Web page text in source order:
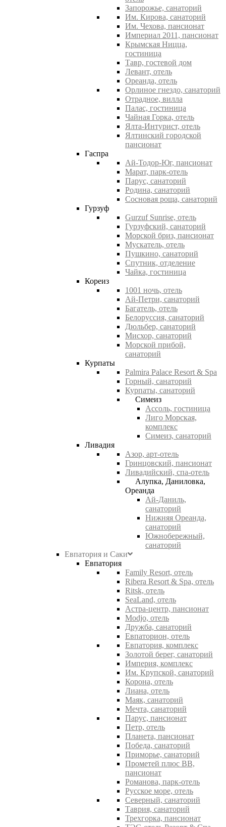
Запорожье, санаторий
Им. Кирова, санаторий
Им. Чехова, пансионат
Империал 2011, пансионат
Крымская Ницца,
гостиница
Тавр, гостевой дом
Левант, отель
Ореанда, отель
Орлиное гнездо, санаторий
Отрадное, вилла
Палас, гостиница
Чайная Горка, отель
Ялта-Интурист, отель
Ялтинский городской
пансионат
Гаспра
Ай-Тодор-Юг, пансионат
Марат, парк-отель
Парус, санаторий
Родина, санаторий
Сосновая роща, санаторий
Гурзуф
Gurzuf Sunrise, отель
Гурзуфский, санаторий
Морской бриз, пансионат
Мускатель, отель
Пушкино, санаторий
Спутник, отделение
Чайка, гостиница
Кореиз
1001 ночь, отель
Ай-Петри, санаторий
Багатель, отель
Белоруссия, санаторий
Дюльбер, санаторий
Мисхор, санаторий
Морской прибой,
санаторий
Курпаты
Palmira Palace Resort & Spa
Горный, санаторий
Курпаты, санаторий
Симеиз
Ассоль, гостиница
Лиго Морская,
комплекс
Симеиз, санаторий
Ливадия
Азор, арт-отель
Гринцовский, пансионат
Ливадийский, спа-отель
Алупка, Даниловка,
Ореанда
Ай-Даниль,
санаторий
Нижняя Ореанда,
санаторий
Южнобережный,
санаторий
Евпатория и Саки
Евпатория
Family Resort, отель
Ribera Resort & Spa, отель
Ritsk, отель
SeaLand, отель
Астра-центр, пансионат
Modjo, отель
Дружба, санаторий
Евпаторион, отель
Евпатория, комплекс
Золотой берег, санаторий
Империя, комплекс
Им. Крупской, санаторий
Корона, отель
Лиана, отель
Маяк, санаторий
Мечта, санаторий
Парус, пансионат
Петр, отель
Планета, пансионат
Победа, санаторий
Приморье, санаторий
Прометей плюс ВВ,
пансионат
Романова, парк-отель
Русское море, отель
Северный, санаторий
Таврия, санаторий
Трехгорка, пансионат